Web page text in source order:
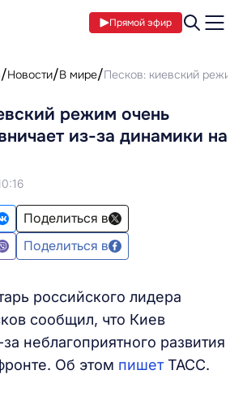
Прямой эфир
Новости В мире Песков: киевский режим
режим очень
из-за динамики на
Поделиться в
Поделиться в
российского лидера
сообщил, что Киев
неблагоприятного развития
Об этом пишетТАСС.